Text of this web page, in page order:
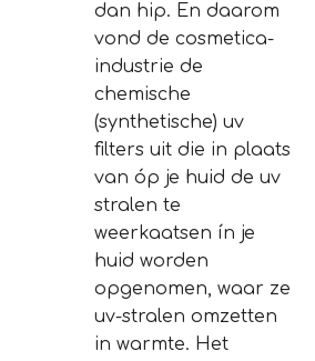
dan hip. En daarom
vond de cosmetica-
industrie de
chemische
(synthetische) uv
filters uit die in plaats
van óp je huid de uv
stralen te
weerkaatsen ín je
huid worden
opgenomen, waar ze
uv-stralen omzetten
in warmte. Het